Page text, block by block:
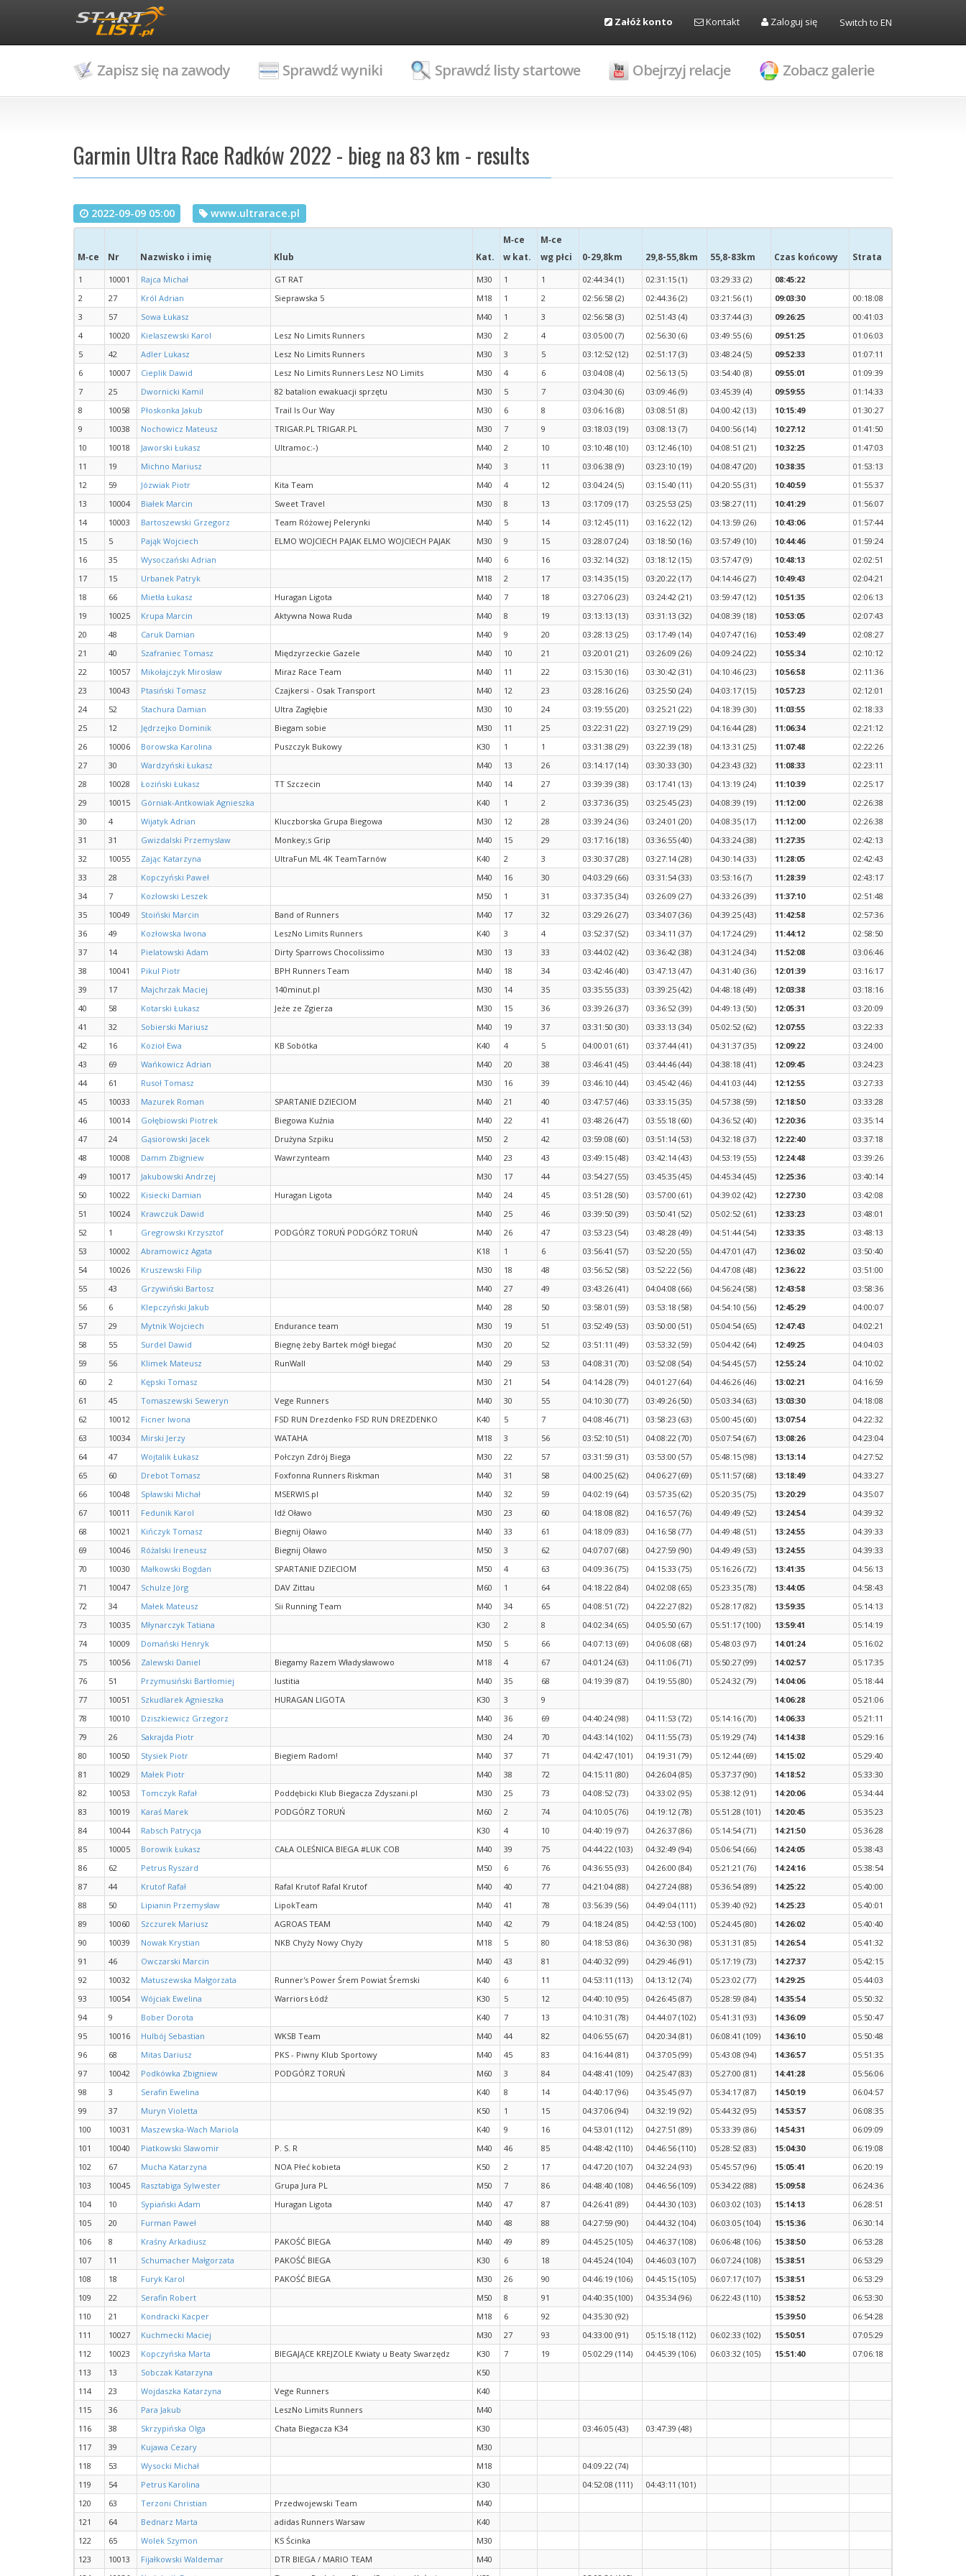
Załóż konto Kontakt Zaloguj się Switch to EN
Zapisz się na zawody Sprawdź wyniki Sprawdź listy startowe Obejrzyj relacje Zobacz galerie
Garmin Ultra Race Radków 2022 - bieg na 83 km - results
2022-09-09 05:00 www.ultrarace.pl
M‑ce Nr Nazwisko i imię Klub Kat.
M‑ce
w kat.
M‑ce
wg płci
0-29,8km 29,8-55,8km 55,8-83km Czas końcowy Strata
1 10001 Rajca Michał GT RAT M30 1 1 02:44:34 (1) 02:31:15 (1) 03:29:33 (2)
08:45:22
2
27 Król Adrian Sieprawska 5 M18 1 2 02:56:58 (2) 02:44:36 (2) 03:21:56 (1) 09:03:30
00:18:08
3
57 Sowa Łukasz M40 1 3 02:56:58 (3) 02:51:43 (4) 03:37:44 (3) 09:26:25
00:41:03
4
10020 Kielaszewski Karol Lesz No Limits Runners M30 2 4 03:05:00 (7) 02:56:30 (6) 03:49:55 (6) 09:51:25
01:06:03
5
42 Adler Lukasz Lesz No Limits Runners M30 3 5 03:12:52 (12) 02:51:17 (3) 03:48:24 (5) 09:52:33
01:07:11
6
10007 Cieplik Dawid Lesz No Limits Runners Lesz NO Limits M30 4 6 03:04:08 (4) 02:56:13 (5) 03:54:40 (8) 09:55:01
01:09:39
7
25 Dwornicki Kamil 82 batalion ewakuacji sprzętu M30 5 7 03:04:30 (6) 03:09:46 (9) 03:45:39 (4) 09:59:55
01:14:33
8
10058 Płoskonka Jakub Trail Is Our Way M30 6 8 03:06:16 (8) 03:08:51 (8) 04:00:42 (13) 10:15:49
01:30:27
9
10038 Nochowicz Mateusz TRIGAR.PL TRIGAR.PL M30 7 9 03:18:03 (19) 03:08:13 (7) 04:00:56 (14) 10:27:12
01:41:50
10
10018 Jaworski Łukasz Ultramoc:-) M40 2 10 03:10:48 (10) 03:12:46 (10) 04:08:51 (21) 10:32:25
01:47:03
11
19 Michno Mariusz M40 3 11 03:06:38 (9) 03:23:10 (19) 04:08:47 (20) 10:38:35
01:53:13
12
59 Józwiak Piotr Kita Team M40 4 12 03:04:24 (5) 03:15:40 (11) 04:20:55 (31) 10:40:59
01:55:37
13
10004 Białek Marcin Sweet Travel M30 8 13 03:17:09 (17) 03:25:53 (25) 03:58:27 (11) 10:41:29
01:56:07
14
10003 Bartoszewski Grzegorz Team Różowej Pelerynki M40 5 14 03:12:45 (11) 03:16:22 (12) 04:13:59 (26) 10:43:06
01:57:44
15
5 Pająk Wojciech ELMO WOJCIECH PAJAK ELMO WOJCIECH PAJAK M30 9 15 03:28:07 (24) 03:18:50 (16) 03:57:49 (10) 10:44:46
01:59:24
16
35 Wysoczański Adrian M40 6 16 03:32:14 (32) 03:18:12 (15) 03:57:47 (9) 10:48:13
02:02:51
17
15 Urbanek Patryk M18 2 17 03:14:35 (15) 03:20:22 (17) 04:14:46 (27) 10:49:43
02:04:21
18
66 Mietła Łukasz Huragan Ligota M40 7 18 03:27:06 (23) 03:24:42 (21) 03:59:47 (12) 10:51:35
02:06:13
19
10025 Krupa Marcin Aktywna Nowa Ruda M40 8 19 03:13:13 (13) 03:31:13 (32) 04:08:39 (18) 10:53:05
02:07:43
20
48 Caruk Damian M40 9 20 03:28:13 (25) 03:17:49 (14) 04:07:47 (16) 10:53:49
02:08:27
21
40 Szafraniec Tomasz Międzyrzeckie Gazele M40 10 21 03:20:01 (21) 03:26:09 (26) 04:09:24 (22) 10:55:34
02:10:12
22
10057 Mikołajczyk Mirosław Miraz Race Team M40 11 22 03:15:30 (16) 03:30:42 (31) 04:10:46 (23) 10:56:58
02:11:36
23
10043 Ptasiński Tomasz Czajkersi - Osak Transport M40 12 23 03:28:16 (26) 03:25:50 (24) 04:03:17 (15) 10:57:23
02:12:01
24
52 Stachura Damian Ultra Zagłębie M30 10 24 03:19:55 (20) 03:25:21 (22) 04:18:39 (30) 11:03:55
02:18:33
25
12 Jędrzejko Dominik Biegam sobie M30 11 25 03:22:31 (22) 03:27:19 (29) 04:16:44 (28) 11:06:34
02:21:12
26
10006 Borowska Karolina Puszczyk Bukowy K30 1 1 03:31:38 (29) 03:22:39 (18) 04:13:31 (25) 11:07:48
02:22:26
27
30 Wardzyński Łukasz M40 13 26 03:14:17 (14) 03:30:33 (30) 04:23:43 (32) 11:08:33
02:23:11
28
10028 Łoziński Łukasz TT Szczecin M40 14 27 03:39:39 (38) 03:17:41 (13) 04:13:19 (24) 11:10:39
02:25:17
29
10015 Górniak-Antkowiak Agnieszka K40 1 2 03:37:36 (35) 03:25:45 (23) 04:08:39 (19) 11:12:00
02:26:38
30
4 Wijatyk Adrian Kluczborska Grupa Biegowa M30 12 28 03:39:24 (36) 03:24:01 (20) 04:08:35 (17) 11:12:00
02:26:38
31
31 Gwizdalski Przemyslaw Monkey;s Grip M40 15 29 03:17:16 (18) 03:36:55 (40) 04:33:24 (38) 11:27:35
02:42:13
32
10055 Zając Katarzyna UltraFun ML 4K TeamTarnów K40 2 3 03:30:37 (28) 03:27:14 (28) 04:30:14 (33) 11:28:05
02:42:43
33
28 Kopczyński Paweł M40 16 30 04:03:29 (66) 03:31:54 (33) 03:53:16 (7) 11:28:39
02:43:17
34
7 Kozłowski Leszek M50 1 31 03:37:35 (34) 03:26:09 (27) 04:33:26 (39) 11:37:10
02:51:48
35
10049 Stoiński Marcin Band of Runners M40 17 32 03:29:26 (27) 03:34:07 (36) 04:39:25 (43) 11:42:58
02:57:36
36
49 Kozłowska Iwona LeszNo Limits Runners K40 3 4 03:52:37 (52) 03:34:11 (37) 04:17:24 (29) 11:44:12
02:58:50
37
14 Pielatowski Adam Dirty Sparrows Chocolissimo M30 13 33 03:44:02 (42) 03:36:42 (38) 04:31:24 (34) 11:52:08
03:06:46
38
10041 Pikul Piotr BPH Runners Team M40 18 34 03:42:46 (40) 03:47:13 (47) 04:31:40 (36) 12:01:39
03:16:17
39
17 Majchrzak Maciej 140minut.pl M30 14 35 03:35:55 (33) 03:39:25 (42) 04:48:18 (49) 12:03:38
03:18:16
40
58 Kotarski Łukasz Jeże ze Zgierza M30 15 36 03:39:26 (37) 03:36:52 (39) 04:49:13 (50) 12:05:31
03:20:09
41
32 Sobierski Mariusz M40 19 37 03:31:50 (30) 03:33:13 (34) 05:02:52 (62) 12:07:55
03:22:33
42
16 Kozioł Ewa KB Sobótka K40 4 5 04:00:01 (61) 03:37:44 (41) 04:31:37 (35) 12:09:22
03:24:00
43
69 Wańkowicz Adrian M40 20 38 03:46:41 (45) 03:44:46 (44) 04:38:18 (41) 12:09:45
03:24:23
44
61 Rusoł Tomasz M30 16 39 03:46:10 (44) 03:45:42 (46) 04:41:03 (44) 12:12:55
03:27:33
45
10033 Mazurek Roman SPARTANIE DZIECIOM M40 21 40 03:47:57 (46) 03:33:15 (35) 04:57:38 (59) 12:18:50
03:33:28
46
10014 Gołębiowski Piotrek Biegowa Kuźnia M40 22 41 03:48:26 (47) 03:55:18 (60) 04:36:52 (40) 12:20:36
03:35:14
47
24 Gąsiorowski Jacek Drużyna Szpiku M50 2 42 03:59:08 (60) 03:51:14 (53) 04:32:18 (37) 12:22:40
03:37:18
48
10008 Damm Zbigniew Wawrzynteam M40 23 43 03:49:15 (48) 03:42:14 (43) 04:53:19 (55) 12:24:48
03:39:26
49
10017 Jakubowski Andrzej M30 17 44 03:54:27 (55) 03:45:35 (45) 04:45:34 (45) 12:25:36
03:40:14
50
10022 Kisiecki Damian Huragan Ligota M40 24 45 03:51:28 (50) 03:57:00 (61) 04:39:02 (42) 12:27:30
03:42:08
51
10024 Krawczuk Dawid M40 25 46 03:39:50 (39) 03:50:41 (52) 05:02:52 (61) 12:33:23
03:48:01
52
1 Gregrowski Krzysztof PODGÓRZ TORUŃ PODGÓRZ TORUŃ M40 26 47 03:53:23 (54) 03:48:28 (49) 04:51:44 (54) 12:33:35
03:48:13
53
10002 Abramowicz Agata K18 1 6 03:56:41 (57) 03:52:20 (55) 04:47:01 (47) 12:36:02
03:50:40
54
10026 Kruszewski Filip M30 18 48 03:56:52 (58) 03:52:22 (56) 04:47:08 (48) 12:36:22
03:51:00
55
43 Grzywiński Bartosz M40 27 49 03:43:26 (41) 04:04:08 (66) 04:56:24 (58) 12:43:58
03:58:36
56
6 Klepczyński Jakub M40 28 50 03:58:01 (59) 03:53:18 (58) 04:54:10 (56) 12:45:29
04:00:07
57
29 Mytnik Wojciech Endurance team M30 19 51 03:52:49 (53) 03:50:00 (51) 05:04:54 (65) 12:47:43
04:02:21
58
55 Surdel Dawid Biegnę żeby Bartek mógł biegać M30 20 52 03:51:11 (49) 03:53:32 (59) 05:04:42 (64) 12:49:25
04:04:03
59
56 Klimek Mateusz RunWall M40 29 53 04:08:31 (70) 03:52:08 (54) 04:54:45 (57) 12:55:24
04:10:02
60
2 Kępski Tomasz M30 21 54 04:14:28 (79) 04:01:27 (64) 04:46:26 (46) 13:02:21
04:16:59
61
45 Tomaszewski Seweryn Vege Runners M40 30 55 04:10:30 (77) 03:49:26 (50) 05:03:34 (63) 13:03:30
04:18:08
62
10012 Ficner Iwona FSD RUN Drezdenko FSD RUN DREZDENKO K40 5 7 04:08:46 (71) 03:58:23 (63) 05:00:45 (60) 13:07:54
04:22:32
63
10034 Mirski Jerzy WATAHA M18 3 56 03:52:10 (51) 04:08:22 (70) 05:07:54 (67) 13:08:26
04:23:04
64
47 Wojtalik Łukasz Połczyn Zdrój Biega M30 22 57 03:31:59 (31) 03:53:00 (57) 05:48:15 (98) 13:13:14
04:27:52
65
60 Drebot Tomasz Foxfonna Runners Riskman M40 31 58 04:00:25 (62) 04:06:27 (69) 05:11:57 (68) 13:18:49
04:33:27
66
10048 Spławski Michał MSERWIS.pl M40 32 59 04:02:19 (64) 03:57:35 (62) 05:20:35 (75) 13:20:29
04:35:07
67
10011 Fedunik Karol Idź Oławo M30 23 60 04:18:08 (82) 04:16:57 (76) 04:49:49 (52) 13:24:54
04:39:32
68
10021 Kińczyk Tomasz Biegnij Oławo M40 33 61 04:18:09 (83) 04:16:58 (77) 04:49:48 (51) 13:24:55
04:39:33
69
10046 Różalski Ireneusz Biegnij Oławo M50 3 62 04:07:07 (68) 04:27:59 (90) 04:49:49 (53) 13:24:55
04:39:33
70
10030 Małkowski Bogdan SPARTANIE DZIECIOM M50 4 63 04:09:36 (75) 04:15:33 (75) 05:16:26 (72) 13:41:35
04:56:13
71
10047 Schulze Jörg DAV Zittau M60 1 64 04:18:22 (84) 04:02:08 (65) 05:23:35 (78) 13:44:05
04:58:43
72
34 Małek Mateusz Sii Running Team M40 34 65 04:08:51 (72) 04:22:27 (82) 05:28:17 (82) 13:59:35
05:14:13
73
10035 Młynarczyk Tatiana K30 2 8 04:02:34 (65) 04:05:50 (67) 05:51:17 (100) 13:59:41
05:14:19
74
10009 Domański Henryk M50 5 66 04:07:13 (69) 04:06:08 (68) 05:48:03 (97) 14:01:24
05:16:02
75
10056 Zalewski Daniel Biegamy Razem Władysławowo M18 4 67 04:01:24 (63) 04:11:06 (71) 05:50:27 (99) 14:02:57
05:17:35
76
51 Przymusiński Bartłomiej Iustitia M40 35 68 04:19:39 (87) 04:19:55 (80) 05:24:32 (79) 14:04:06
05:18:44
77
10051 Szkudlarek Agnieszka HURAGAN LIGOTA K30 3 9 14:06:28
05:21:06
78
10010 Dziszkiewicz Grzegorz M40 36 69 04:40:24 (98) 04:11:53 (72) 05:14:16 (70) 14:06:33
05:21:11
79
26 Sakrajda Piotr M30 24 70 04:43:14 (102) 04:11:55 (73) 05:19:29 (74) 14:14:38
05:29:16
80
10050 Stysiek Piotr Biegiem Radom! M40 37 71 04:42:47 (101) 04:19:31 (79) 05:12:44 (69) 14:15:02
05:29:40
81
10029 Małek Piotr M40 38 72 04:15:11 (80) 04:26:04 (85) 05:37:37 (90) 14:18:52
05:33:30
82
10053 Tomczyk Rafał Poddębicki Klub Biegacza Zdyszani.pl M30 25 73 04:08:52 (73) 04:33:02 (95) 05:38:12 (91) 14:20:06
05:34:44
83
10019 Karaś Marek PODGÓRZ TORUŃ M60 2 74 04:10:05 (76) 04:19:12 (78) 05:51:28 (101) 14:20:45
05:35:23
84
10044 Rabsch Patrycja K30 4 10 04:40:19 (97) 04:26:37 (86) 05:14:54 (71) 14:21:50
05:36:28
85
10005 Borowik Łukasz CAŁA OLEŚNICA BIEGA #LUK COB M40 39 75 04:44:22 (103) 04:32:49 (94) 05:06:54 (66) 14:24:05
05:38:43
86
62 Petrus Ryszard M50 6 76 04:36:55 (93) 04:26:00 (84) 05:21:21 (76) 14:24:16
05:38:54
87
44 Krutof Rafał Rafal Krutof Rafal Krutof M40 40 77 04:21:04 (88) 04:27:24 (88) 05:36:54 (89) 14:25:22
05:40:00
88
50 Lipianin Przemysław LipokTeam M40 41 78 03:56:39 (56) 04:49:04 (111) 05:39:40 (92) 14:25:23
05:40:01
89
10060 Szczurek Mariusz AGROAS TEAM M40 42 79 04:18:24 (85) 04:42:53 (100) 05:24:45 (80) 14:26:02
05:40:40
90
10039 Nowak Krystian NKB Chyży Nowy Chyży M18 5 80 04:18:53 (86) 04:36:30 (98) 05:31:31 (85) 14:26:54
05:41:32
91
46 Owczarski Marcin M40 43 81 04:40:32 (99) 04:29:46 (91) 05:17:19 (73) 14:27:37
05:42:15
92
10032 Matuszewska Małgorzata Runner's Power Śrem Powiat Śremski K40 6 11 04:53:11 (113) 04:13:12 (74) 05:23:02 (77) 14:29:25
05:44:03
93
10054 Wójciak Ewelina Warriors Łódź K30 5 12 04:40:10 (95) 04:26:45 (87) 05:28:59 (84) 14:35:54
05:50:32
94
9 Bober Dorota K40 7 13 04:10:31 (78) 04:44:07 (102) 05:41:31 (93) 14:36:09
05:50:47
95
10016 Hulbój Sebastian WKSB Team M40 44 82 04:06:55 (67) 04:20:34 (81) 06:08:41 (109) 14:36:10
05:50:48
96
68 Mitas Dariusz PKS - Piwny Klub Sportowy M40 45 83 04:16:44 (81) 04:37:05 (99) 05:43:08 (94) 14:36:57
05:51:35
97
10042 Podkówka Zbigniew PODGÓRZ TORUŃ M60 3 84 04:48:41 (109) 04:25:47 (83) 05:27:00 (81) 14:41:28
05:56:06
98
3 Serafin Ewelina K40 8 14 04:40:17 (96) 04:35:45 (97) 05:34:17 (87) 14:50:19
06:04:57
99
37 Muryn Violetta K50 1 15 04:37:06 (94) 04:32:19 (92) 05:44:32 (95) 14:53:57
06:08:35
100
10031 Maszewska-Wach Mariola K40 9 16 04:53:01 (112) 04:27:51 (89) 05:33:39 (86) 14:54:31
06:09:09
101
10040 Piatkowski Slawomir P. S. R M40 46 85 04:48:42 (110) 04:46:56 (110) 05:28:52 (83) 15:04:30
06:19:08
102
67 Mucha Katarzyna NOA Płeć kobieta K50 2 17 04:47:20 (107) 04:32:24 (93) 05:45:57 (96) 15:05:41
06:20:19
103
10045 Rasztabiga Sylwester Grupa Jura PL M50 7 86 04:48:40 (108) 04:46:56 (109) 05:34:22 (88) 15:09:58
06:24:36
104
10 Sypiański Adam Huragan Ligota M40 47 87 04:26:41 (89) 04:44:30 (103) 06:03:02 (103) 15:14:13
06:28:51
105
20 Furman Paweł M40 48 88 04:27:59 (90) 04:44:32 (104) 06:03:05 (104) 15:15:36
06:30:14
106
8 Kraśny Arkadiusz PAKOŚĆ BIEGA M40 49 89 04:45:25 (105) 04:46:37 (108) 06:06:48 (106) 15:38:50
06:53:28
107
11 Schumacher Małgorzata PAKOŚĆ BIEGA K30 6 18 04:45:24 (104) 04:46:03 (107) 06:07:24 (108) 15:38:51
06:53:29
108
18 Furyk Karol PAKOŚĆ BIEGA M30 26 90 04:46:19 (106) 04:45:15 (105) 06:07:17 (107) 15:38:51
06:53:29
109
22 Serafin Robert M50 8 91 04:40:35 (100) 04:35:34 (96) 06:22:43 (110) 15:38:52
06:53:30
110
21 Kondracki Kacper M18 6 92 04:35:30 (92) 15:39:50
06:54:28
111
10027 Kuchmecki Maciej M30 27 93 04:33:00 (91) 05:15:18 (112) 06:02:33 (102) 15:50:51
07:05:29
112
10023 Kopczyńska Marta BIEGAJĄCE KREJZOLE Kwiaty u Beaty Swarzędz K30 7 19 05:02:29 (114) 04:45:39 (106) 06:03:32 (105) 15:51:40
07:06:18
113
13 Sobczak Katarzyna
K50
114
23 Wojdaszka Katarzyna Vege Runners
K40
115
36 Para Jakub LeszNo Limits Runners
M40
116
38 Skrzypińska Olga Chata Biegacza K34 K30 03:46:05 (43)
03:47:39 (48)
117
39 Kujawa Cezary
M30
118
53 Wysocki Michał M18
04:09:22 (74)
119
54 Petrus Karolina K30 04:52:08 (111)
04:43:11 (101)
120
63 Terzoni Christian Przedwojewski Team
M40
121
64 Bednarz Marta adidas Runners Warsaw
K40
122
65 Wolek Szymon KS Ścinka
M30
123
10013 Fijałkowski Waldemar DTR BIEGA / MARIO TEAM
M40